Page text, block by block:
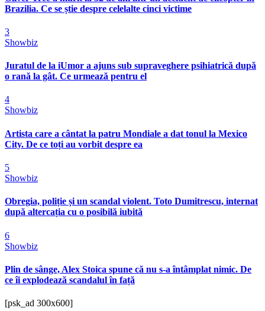
Brazilia. Ce se știe despre celelalte cinci victime
3
Showbiz
Juratul de la iUmor a ajuns sub supraveghere psihiatrică după
o rană la gât. Ce urmează pentru el
4
Showbiz
Artista care a cântat la patru Mondiale a dat tonul la Mexico
City. De ce toți au vorbit despre ea
5
Showbiz
Obregia, poliție și un scandal violent. Toto Dumitrescu, internat
după altercația cu o posibilă iubită
6
Showbiz
Plin de sânge, Alex Stoica spune că nu s-a întâmplat nimic. De
ce îi explodează scandalul în față
[psk_ad 300x600]